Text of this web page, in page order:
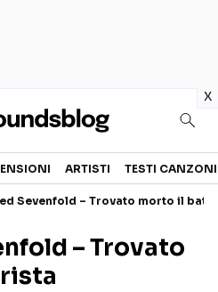
x
TESTI CANZONI
TOUR ED EVENTI
ARTISTI TESTI CANZONI
Sevenfold – Trovato morto il
– Trovato